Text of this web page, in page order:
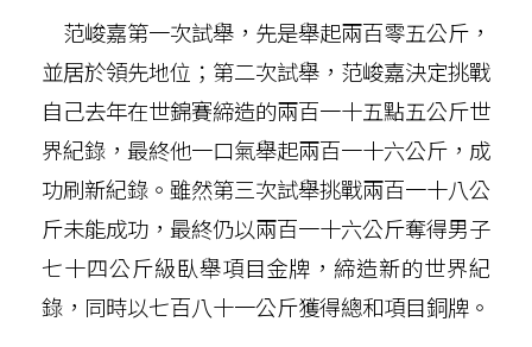
范峻嘉第一次試舉，先是舉起兩百零五公斤，
並居於領先地位；第二次試舉，范峻嘉決定挑戰
自己去年在世錦賽締造的兩百一十五點五公斤世
界紀錄，最終他一口氣舉起兩百一十六公斤，成
功刷新紀錄。雖然第三次試舉挑戰兩百一十八公
斤未能成功，最終仍以兩百一十六公斤奪得男子
七十四公斤級臥舉項目金牌，締造新的世界紀
錄，同時以七百八十一公斤獲得總和項目銅牌。